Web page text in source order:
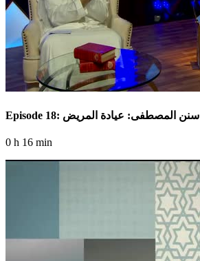
Episode 18: سنن المصطفى: عيادة المريض
0 h 16 min